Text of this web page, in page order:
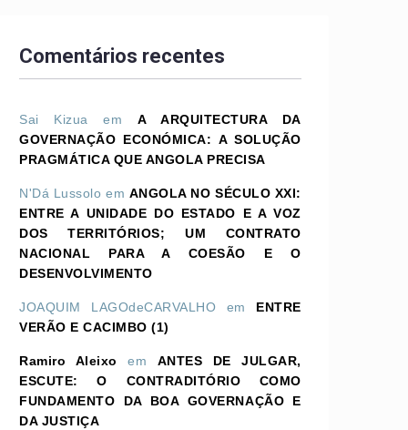
Comentários recentes
Sai Kizua emA ARQUITECTURA DA
GOVERNAÇÃO ECONÓMICA: A SOLUÇÃO
PRAGMÁTICA QUE ANGOLA PRECISA
N'Dá Lussolo em ANGOLA NO SÉCULO XXI:
ENTRE A UNIDADE DO ESTADO E A VOZ
DOS TERRITÓRIOS; UM CONTRATO
NACIONAL PARA A COESÃO E O
DESENVOLVIMENTO
JOAQUIM LAGOdeCARVALHO em ENTRE
VERÃO E CACIMBO (1)
Ramiro Aleixo em ANTES DE JULGAR,
ESCUTE: O CONTRADITÓRIO COMO
FUNDAMENTO DA BOA GOVERNAÇÃO E
DA JUSTIÇA